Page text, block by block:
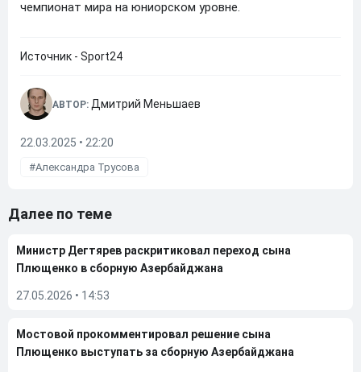
чемпионат мира на юниорском уровне.
Источник - Sport24
АВТОР: Дмитрий Меньшаев
22.03.2025 • 22:20
Александра Трусова
Далее по теме
Министр Дегтярев раскритиковал переход сына
Плющенко в сборную Азербайджана
27.05.2026 • 14:53
Мостовой прокомментировал решение сына
Плющенко выступать за сборную Азербайджана